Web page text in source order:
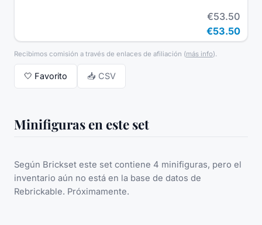
€53.50
€53.50
Recibimos comisión a través de enlaces de afiliación (más info).
🤍 Favorito 📥 CSV
Minifiguras en este set
Según Brickset este set contiene 4 minifiguras, pero el
inventario aún no está en la base de datos de
Rebrickable. Próximamente.